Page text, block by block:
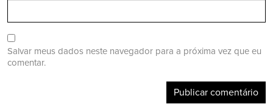
Salvar meus dados neste navegador para a próxima vez que eu
comentar.